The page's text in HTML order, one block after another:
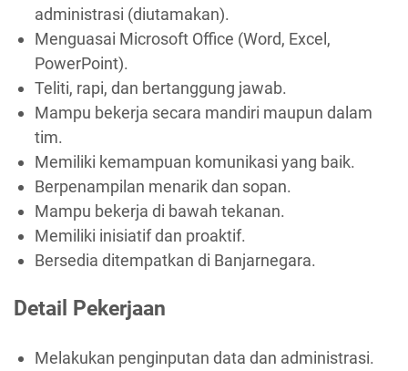
administrasi (diutamakan).
Menguasai Microsoft Office (Word, Excel,
PowerPoint).
Teliti, rapi, dan bertanggung jawab.
Mampu bekerja secara mandiri maupun dalam
tim.
Memiliki kemampuan komunikasi yang baik.
Berpenampilan menarik dan sopan.
Mampu bekerja di bawah tekanan.
Memiliki inisiatif dan proaktif.
Bersedia ditempatkan di Banjarnegara.
Detail Pekerjaan
Melakukan penginputan data dan administrasi.